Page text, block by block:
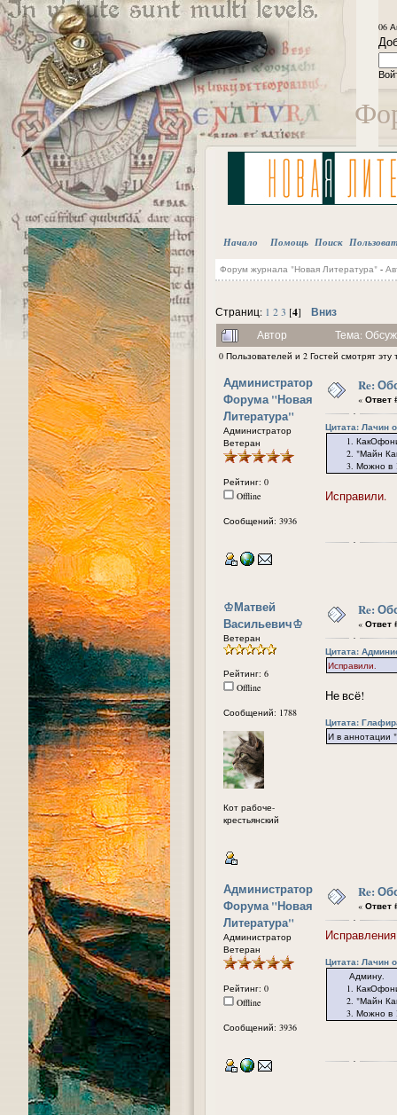
06
Начало Помощь Поиск
Форум журнала "Новая Литература"-
Страниц: 1 2 3 [4] Вниз
Автор Тема:
0 Пользователей и 2 Гостей смотрят эту
Администратор
Форума "Новая
Литература"
Администратор
Ветеран
Рейтинг: 0
Offline
Сообщений: 3936
Re:
« Ответ
Цитата: Лачин
1. КакОфония
2. "Майн
3. Можно в 1
Исправили.
᠌♔Матвей
Васильевич♔
Ветеран
Рейтинг: 6
Offline
Сообщений: 1788
Кот рабоче-
крестьянский
Re:
« Ответ
Цитата:
Исправили.
Не всё!
Цитата:
И в аннотации "
Администратор
Форума "Новая
Литература"
Администратор
Ветеран
Рейтинг: 0
Offline
Сообщений: 3936
Re:
« Ответ
Цитата: Лачин
Админу.
1. КакОфония
2. "Майн
3. Можно в 1